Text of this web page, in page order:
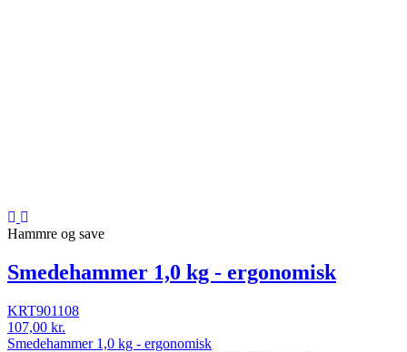
Hammre og save
Smedehammer 1,0 kg - ergonomisk
KRT901108
107,00 kr.
Smedehammer 1,0 kg - ergonomisk